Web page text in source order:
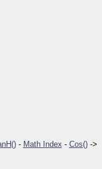
- Math Index - Cos()->